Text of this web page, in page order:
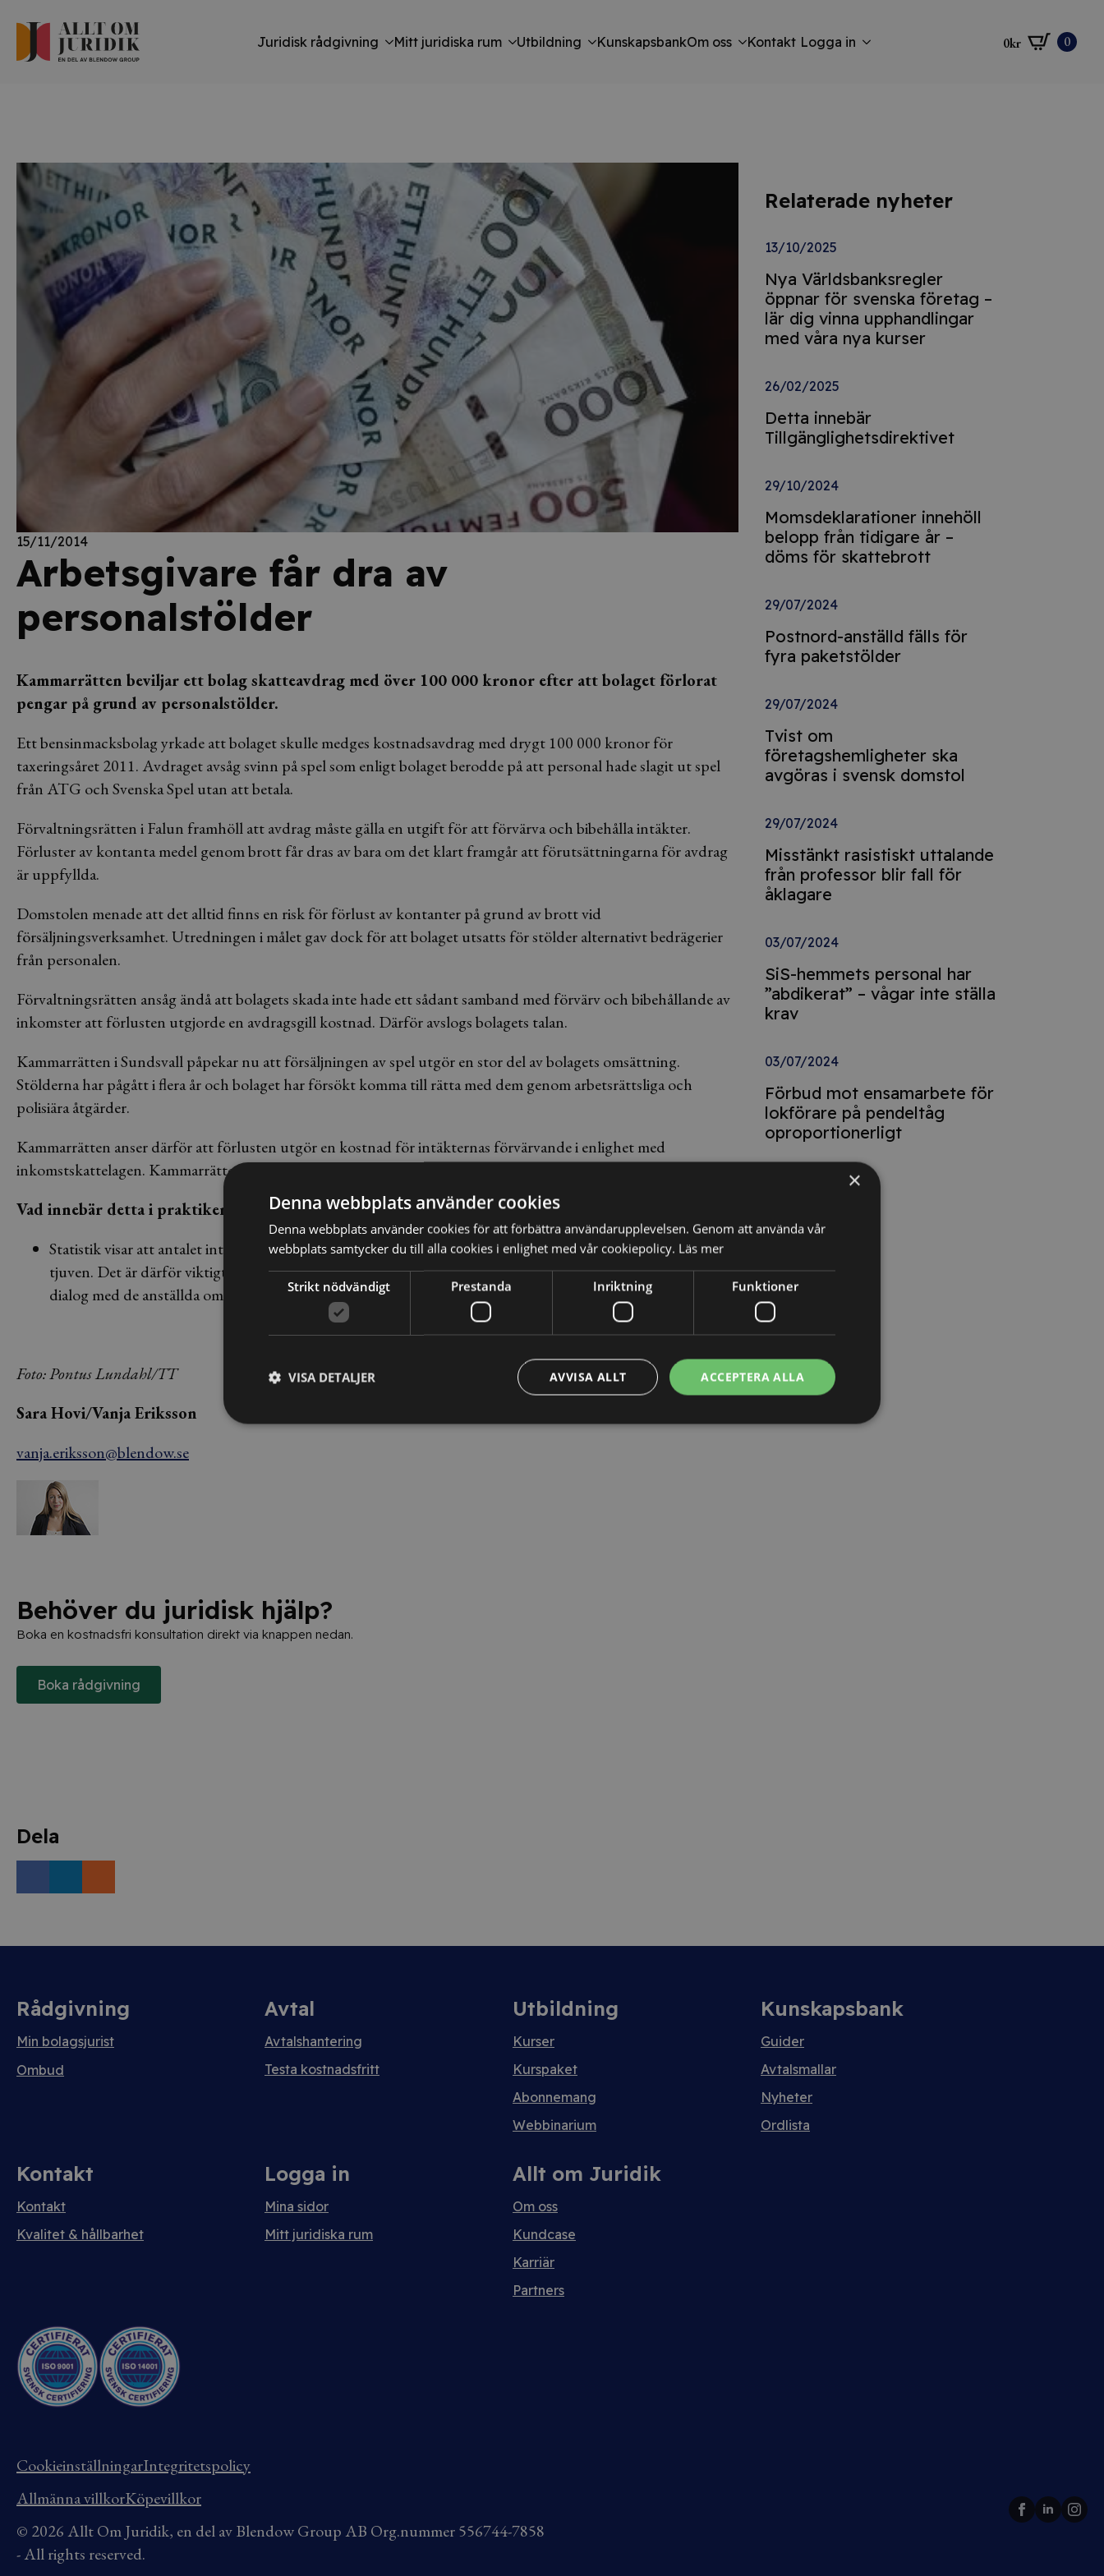
Juridisk rådgivning Mitt juridiska rum Utbildning KunskapsbankOm oss Kontakt Logga in 0kr 0
15/11/2014
Arbetsgivare får dra av
personalstölder
Kammarrätten beviljar ett bolag skatteavdrag med över 100 000 kronor efter att bolaget förlorat
pengar på grund av personalstölder.
Ett bensinmacksbolag yrkade att bolaget skulle medges kostnadsavdrag med drygt 100 000 kronor för
taxeringsåret 2011. Avdraget avsåg svinn på spel som enligt bolaget berodde på att personal hade slagit ut spel
från ATG och Svenska Spel utan att betala.
Förvaltningsrätten i Falun framhöll att avdrag måste gälla en utgift för att förvärva och bibehålla intäkter.
Förluster av kontanta medel genom brott får dras av bara om det klart framgår att förutsättningarna för avdrag
är uppfyllda.
Domstolen menade att det alltid finns en risk för förlust av kontanter på grund av brott vid
försäljningsverksamhet. Utredningen i målet gav dock för att bolaget utsatts för stölder alternativt bedrägerier
från personalen.
Förvaltningsrätten ansåg ändå att bolagets skada inte hade ett sådant samband med förvärv och bibehållande av
inkomster att förlusten utgjorde en avdragsgill kostnad. Därför avslogs bolagets talan.
Kammarrätten i Sundsvall påpekar nu att försäljningen av spel utgör en stor del av bolagets omsättning.
Stölderna har pågått i flera år och bolaget har försökt komma till rätta med dem genom arbetsrättsliga och
polisiära åtgärder.
Kammarrätten anser därför att förlusten utgör en kostnad för intäkternas förvärvande i enlighet med
inkomstskattelagen. Kammarrätten beviljar därför bolaget avdrag med yrkat belopp.
Vad innebär detta i praktiken?
Statistik visar att antalet interna stölder ökar ju mer rörigt ett företags rutiner upplevs vara, tillfället gör
tjuven. Det är därför viktigt att du som arbetsgivare aktivt arbetar med att motverka detta, dels genom en
dialog med de anställda om vad som är okej och inte okej samt genom tydliga rutiner och kontroller.
Foto: Pontus Lundahl/TT
Sara Hovi/Vanja Eriksson
vanja.eriksson@blendow.se
Behöver du juridisk hjälp?
Boka en kostnadsfri konsultation direkt via knappen nedan.
Boka rådgivning
Dela
Relaterade nyheter
13/10/2025
Nya Världsbanksregler
öppnar för svenska företag –
lär dig vinna upphandlingar
med våra nya kurser
26/02/2025
Detta innebär
Tillgänglighetsdirektivet
29/10/2024
Momsdeklarationer innehöll
belopp från tidigare år –
döms för skattebrott
29/07/2024
Postnord-anställd fälls för
fyra paketstölder
29/07/2024
Tvist om
företagshemligheter ska
avgöras i svensk domstol
29/07/2024
Misstänkt rasistiskt uttalande
från professor blir fall för
åklagare
03/07/2024
SiS-hemmets personal har
”abdikerat” – vågar inte ställa
krav
03/07/2024
Förbud mot ensamarbete för
lokförare på pendeltåg
oproportionerligt
Rådgivning
Min bolagsjurist
Ombud
Avtal
Avtalshantering
Testa kostnadsfritt
Utbildning
Kurser
Kurspaket
Abonnemang
Webbinarium
Kunskapsbank
Guider
Avtalsmallar
Nyheter
Ordlista
Kontakt
Kontakt
Kvalitet & hållbarhet
Logga in
Mina sidor
Mitt juridiska rum
Allt om Juridik
Om oss
Kundcase
Karriär
Partners
CookieinställningarIntegritetspolicy
Allmänna villkorKöpevillkor
© 2026 Allt Om Juridik, en del av Blendow Group AB Org.nummer 556744-7858
- All rights reserved.
×
Denna webbplats använder cookies
Denna webbplats använder cookies för att förbättra användarupplevelsen. Genom att använda vår
webbplats samtycker du till alla cookies i enlighet med vår cookiepolicy. Läs mer
Strikt nödvändigt Prestanda Inriktning Funktioner
ACCEPTERA ALLA
AVVISA ALLT
VISA DETALJER